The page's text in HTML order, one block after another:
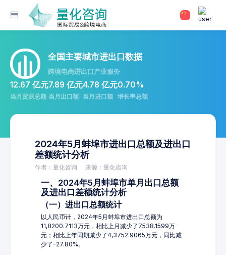
全国主要城市进出口数据
跨境电商进出口产业服务
12.67 亿元
当月贸易总额
7.89 亿元
当月出口额
4.78 亿元
当月进口额
0.70%
增长率总额
2024年5月蚌埠市进出口总额及进出口
差额统计分析
作者：量化咨询 来源：量化咨询
一、2024年5月蚌埠市单月出口总额
及进出口差额统计分析
（一）进出口总额统计
以人民币计，2024年5月蚌埠市进出口总额为
11,8200.7113万元，相比上月减少了7538.1599万
元；相比上年同期减少了4,3752.9065万元，同比减
少了-27.80%。